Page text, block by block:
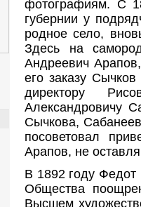
фотографиям. С
губернии у
родное село,
Здесь на
Андреевич
его заказу
директору
Александровичу
Сычкова,
посоветовал
Арапов, не
В 1892 году Федот
Общества
Высшем